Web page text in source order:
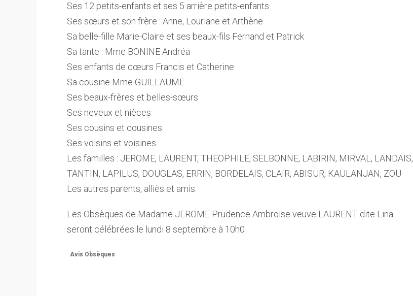
Ses 12 petits-enfants et ses 5 arrière petits-enfants
Ses sœurs et son frère : Anne, Louriane et Arthène
Sa belle-fille Marie-Claire et ses beaux-fils Fernand et Patrick
Sa tante : Mme BONINE Andréa
Ses enfants de cœurs Francis et Catherine
Sa cousine Mme GUILLAUME
Ses beaux-frères et belles-sœurs
Ses neveux et nièces
Ses cousins et cousines
Ses voisins et voisines
Les familles : JEROME, LAURENT, THEOPHILE, SELBONNE, LABIRIN, MIRVAL, LANDAIS,
TANTIN, LAPILUS, DOUGLAS, ERRIN, BORDELAIS, CLAIR, ABISUR, KAULANJAN, ZOU
Les autres parents, alliès et amis.
Les Obsèques de Madame JEROME Prudence Ambroise veuve LAURENT dite Lina
seront célébrées le lundi 8 septembre à 10h0
Avis Obsèques